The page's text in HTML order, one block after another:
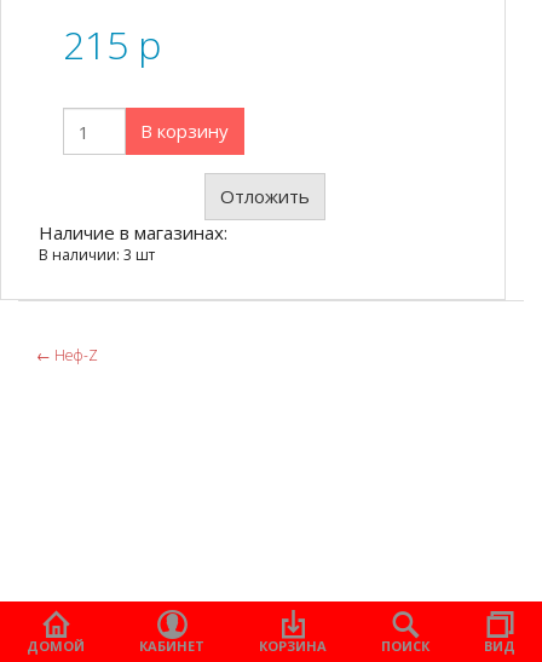
215 p
В корзину
Отложить
Наличие в магазинах:
В наличии: 3 шт
← Неф-Z
ДОМОЙ КАБИНЕТ КОРЗИНА ПОИСК ВИД